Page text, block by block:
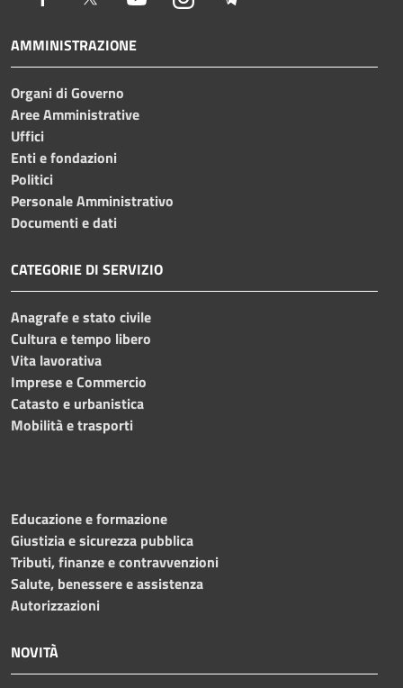
AMMINISTRAZIONE
Organi di Governo
Aree Amministrative
Uffici
Enti e fondazioni
Politici
Personale Amministrativo
Documenti e dati
CATEGORIE DI SERVIZIO
Anagrafe e stato civile
Cultura e tempo libero
Vita lavorativa
Imprese e Commercio
Catasto e urbanistica
Mobilità e trasporti
Educazione e formazione
Giustizia e sicurezza pubblica
Tributi, finanze e contravvenzioni
Salute, benessere e assistenza
Autorizzazioni
NOVITÀ